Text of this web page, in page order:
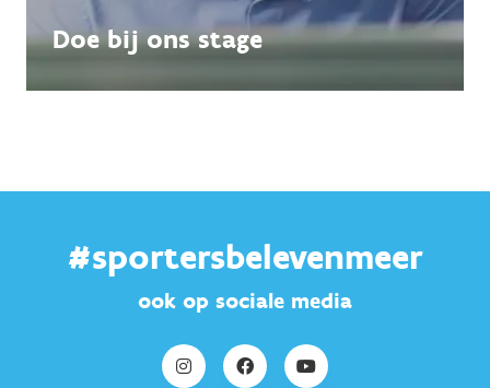
Doe bij ons stage
#sportersbelevenmeer
ook op sociale media